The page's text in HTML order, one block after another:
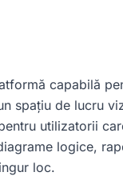
AI
capabilă
spațiu de lucru
utilizatorii
logice,
loc.